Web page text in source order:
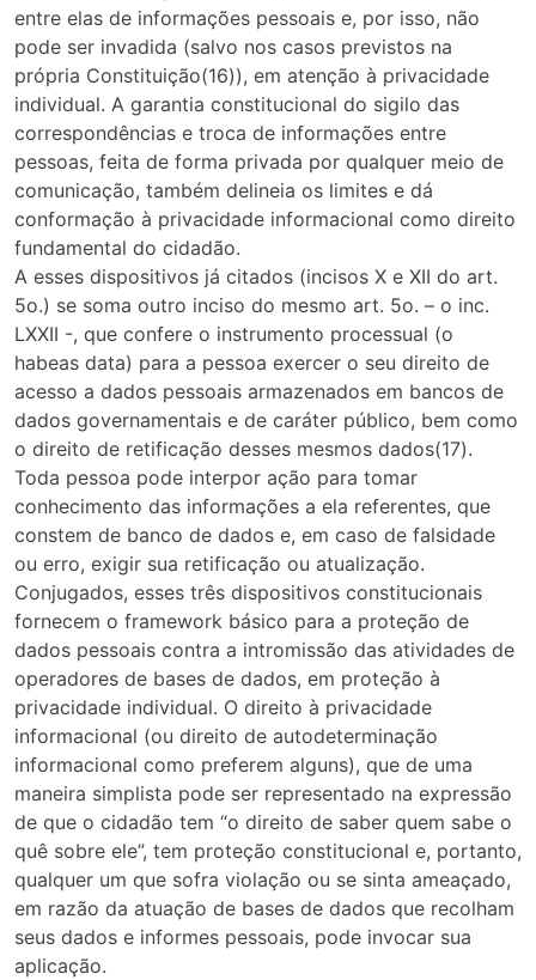
entre elas de informações pessoais e, por isso, não
pode ser invadida (salvo nos casos previstos na
própria Constituição(16)), em atenção à privacidade
individual. A garantia constitucional do sigilo das
correspondências e troca de informações entre
pessoas, feita de forma privada por qualquer meio de
comunicação, também delineia os limites e dá
conformação à privacidade informacional como direito
fundamental do cidadão.
A esses dispositivos já citados (incisos X e XII do art.
5o.) se soma outro inciso do mesmo art. 5o. – o inc.
LXXII -, que confere o instrumento processual (o
habeas data) para a pessoa exercer o seu direito de
acesso a dados pessoais armazenados em bancos de
dados governamentais e de caráter público, bem como
o direito de retificação desses mesmos dados(17).
Toda pessoa pode interpor ação para tomar
conhecimento das informações a ela referentes, que
constem de banco de dados e, em caso de falsidade
ou erro, exigir sua retificação ou atualização.
Conjugados, esses três dispositivos constitucionais
fornecem o framework básico para a proteção de
dados pessoais contra a intromissão das atividades de
operadores de bases de dados, em proteção à
privacidade individual. O direito à privacidade
informacional (ou direito de autodeterminação
informacional como preferem alguns), que de uma
maneira simplista pode ser representado na expressão
de que o cidadão tem “o direito de saber quem sabe o
quê sobre ele”, tem proteção constitucional e, portanto,
qualquer um que sofra violação ou se sinta ameaçado,
em razão da atuação de bases de dados que recolham
seus dados e informes pessoais, pode invocar sua
aplicação.